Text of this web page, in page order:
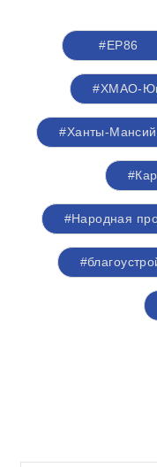
#ЕР86
#ХМАО-
#Ханты-
#Народная